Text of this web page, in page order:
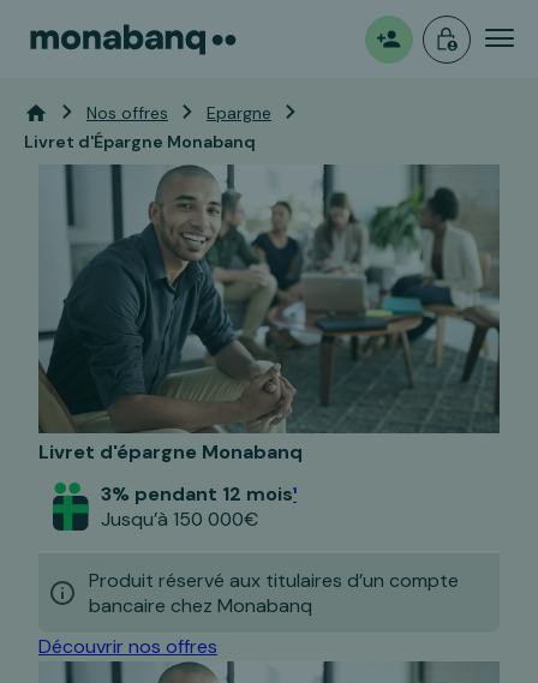
un
compte
espace
Vous êtes ici:
Accueil Nos offres
Epargne
Livret d'Épargne Monabanq
Livret d'épargne Monabanq
Découvrir nos offres
3% pendant 12 mois¹
Jusqu’à 150 000€
Produit réservé aux titulaires d’un compte
bancaire chez Monabanq